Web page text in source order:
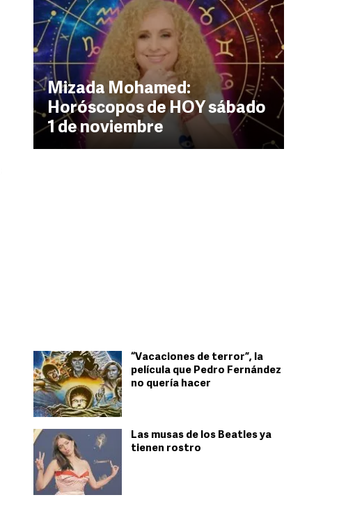
Mizada Mohamed:
Horóscopos de HOY sábado
1 de noviembre
“Vacaciones de terror”, la
película que Pedro Fernández
no quería hacer
Las musas de los Beatles ya
tienen rostro